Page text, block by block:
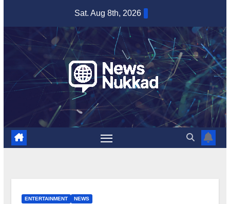
content
Sat. Aug 8th, 2026
ENTERTAINMENT NEWS